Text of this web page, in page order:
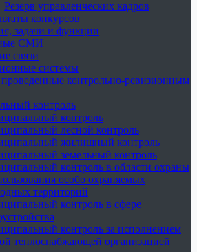
Резерв управленческих кадров
конкурсов
задачи и функции
СМИ
связи
системы
контрольно-ревизионным
контроль
контроль
лесной контроль
жилищный контроль
земельный контроль
контроль в области охраны
особо охраняемых
территорий
контроль в сфере
контроль за исполнением
теплоснабжающей организацией